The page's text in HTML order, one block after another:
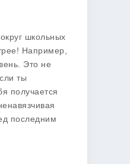
школьных
Например,
Это не
ты
получается
последним